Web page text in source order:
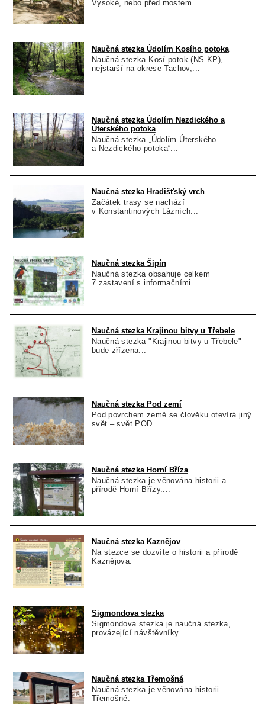
Vysoké, nebo před mostem...
Naučná stezka Údolím Kosího potoka
Naučná stezka Kosí potok (NS KP),
nejstarší na okrese Tachov,...
Naučná stezka Údolím Nezdického a
Úterského potoka
Naučná stezka „Údolím Úterského
a Nezdického potoka“...
Naučná stezka Hradišťský vrch
Začátek trasy se nachází
v Konstantinových Lázních...
Naučná stezka Šipín
Naučná stezka obsahuje celkem
7 zastavení s informačními...
Naučná stezka Krajinou bitvy u Třebele
Naučná stezka "Krajinou bitvy u Třebele"
bude zřízena...
Naučná stezka Pod zemí
Pod povrchem země se člověku otevírá jiný
svět – svět POD...
Naučná stezka Horní Bříza
Naučná stezka je věnována historii a
přírodě Horní Břízy....
Naučná stezka Kaznějov
Na stezce se dozvíte o historii a přírodě
Kaznějova.
Sigmondova stezka
Sigmondova stezka je naučná stezka,
provázející návštěvníky...
Naučná stezka Třemošná
Naučná stezka je věnována historii
Třemošné.